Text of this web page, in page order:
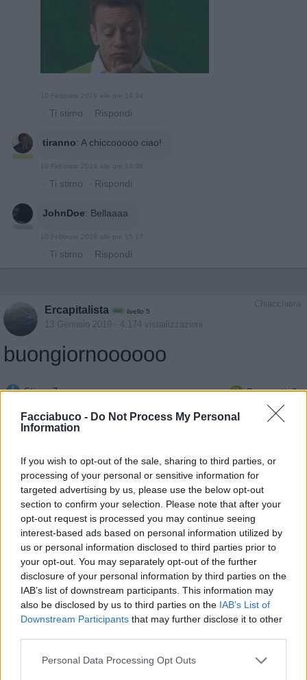
Facciabuco - Do Not Process My Personal
Information
If you wish to opt-out of the sale, sharing to third parties, or
processing of your personal or sensitive information for
targeted advertising by us, please use the below opt-out
section to confirm your selection. Please note that after your
opt-out request is processed you may continue seeing
interest-based ads based on personal information utilized by
us or personal information disclosed to third parties prior to
your opt-out. You may separately opt-out of the further
disclosure of your personal information by third parties on the
IAB’s list of downstream participants. This information may
also be disclosed by us to third parties on the IAB’s List of
Downstream Participants that may further disclose it to other
Personal Data Processing Opt Outs
10 Febbraio 2019 alle ore 14:34
· Ti stimo · Rispondi
tiranno: A chiccooooo ciao!
10 Febbraio 2019 alle ore 14:38
· Ti stimo · Rispondi
JohnDoe: Bellaaaa
10 Febbraio 2019 alle ore 15:17
· Ti stimo · Rispondi
Chiacchiera
Ercapitalista livello 5
13 Gennaio 2019 - 4.174 visualizzazioni
buongiornoooooo
Stime: 7  Commenti: 6
Ti stimo fratello
 Link
Salva
morettone63:Buongiorno
1
13 Gennaio 2019 alle ore 10:03
· Ti stimo Rispondi
nome Giorno
13 Gennaio 2019 alle ore 10:06
· Ti stimo · Rispondi